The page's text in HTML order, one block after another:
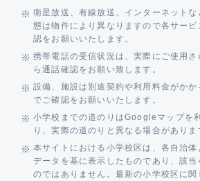
衛星放送、有線放送、インターネット
態は物件により異なりますので各サー
認をお願いいたします。
携帯電話の受信状況は、実際にご使用
ら通話確認をお願い致します。
設備、施設は別途契約や利用料金がか
でご確認をお願いいたします。
小学校までの道のりはGoogleマップを
り、実際の道のりと異なる場合がありま
本サイトにおける小学校区は、各自治
データを基に表示したものであり、該当
のではありません。最新の小学校区に